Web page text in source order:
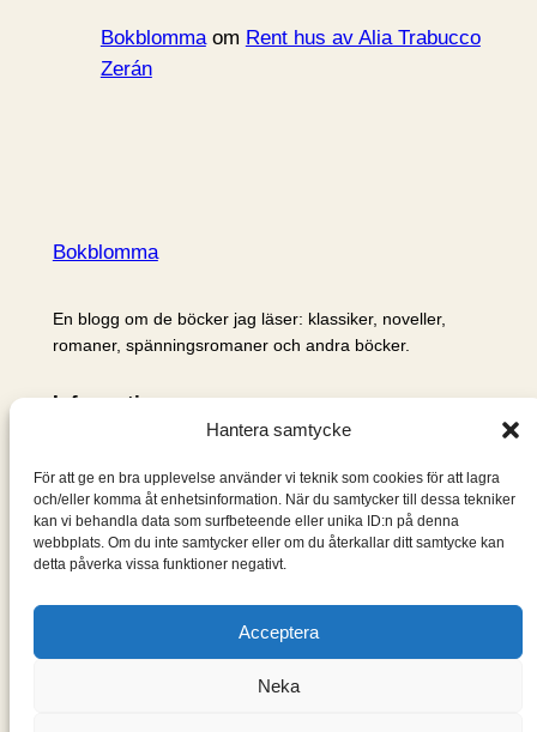
Hantera samtycke
För att ge en bra upplevelse använder vi teknik som cookies för att lagra
och/eller komma åt enhetsinformation. När du samtycker till dessa tekniker
kan vi behandla data som surfbeteende eller unika ID:n på denna
webbplats. Om du inte samtycker eller om du återkallar ditt samtycke kan
detta påverka vissa funktioner negativt.
Acceptera
Neka
Bokblommaom Rent hus av Alia Trabucco
Zerán
Bokblomma
En blogg om de böcker jag läser: klassiker, noveller,
romaner, spänningsromaner och andra böcker.
Information
Om mig & om bloggen
S
ö
k